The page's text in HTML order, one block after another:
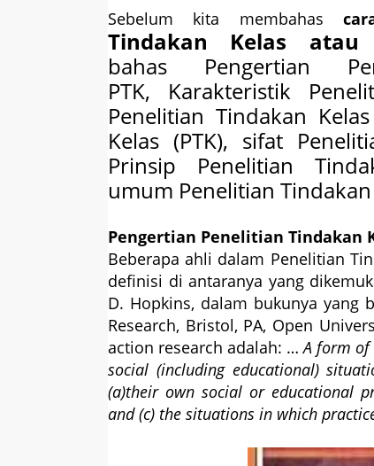
Sebelum kita membahas
Tindakan Kelas atau
bahas Pengertian
PTK, Karakteristik
Penelitian Tindakan
Kelas (PTK), sifat
Prinsip Penelitian
umum Penelitian Tindakan
Pengertian Penelitian Tindakan
Beberapa ahli dalam Penelitian
definisi di antaranya yang
D. Hopkins, dalam bukunya yang
Research, Bristol, PA, Open
action research adalah: …A form of
social (including educational)
(a)their own social or educational
and (c) the situations in which